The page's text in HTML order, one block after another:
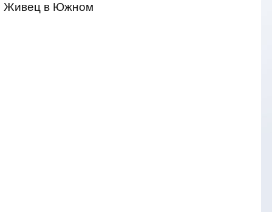
Живец в Южном